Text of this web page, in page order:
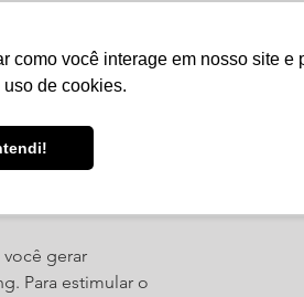
você interage em nosso site
de cookies.
Agenda
gerar
Para estimular o